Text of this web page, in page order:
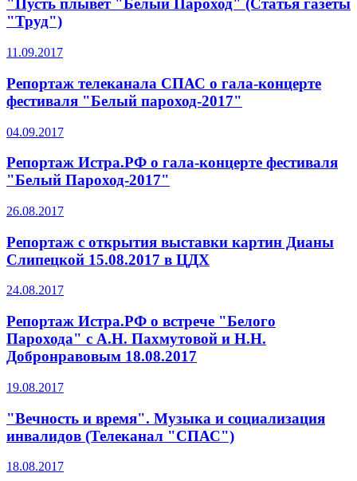
"Пусть плывет "Белый Пароход" (Статья газеты
"Труд")
11.09.2017
Репортаж телеканала СПАС о гала-концерте
фестиваля "Белый пароход-2017"
04.09.2017
Репортаж Истра.РФ о гала-концерте фестиваля
"Белый Пароход-2017"
26.08.2017
Репортаж с открытия выставки картин Дианы
Слипецкой 15.08.2017 в ЦДХ
24.08.2017
Репортаж Истра.РФ о встрече "Белого
Парохода" с А.Н. Пахмутовой и Н.Н.
Добронравовым 18.08.2017
19.08.2017
"Вечность и время". Музыка и социализация
инвалидов (Телеканал "СПАС")
18.08.2017